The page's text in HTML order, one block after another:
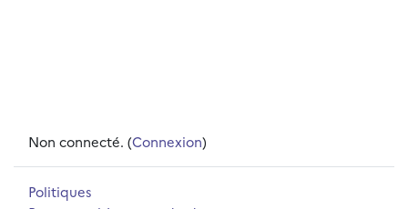
Non connecté. (Connexion)
Politiques